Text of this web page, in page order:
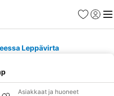
Suosikit
Leppävirta
Asiakkaat ja huoneet